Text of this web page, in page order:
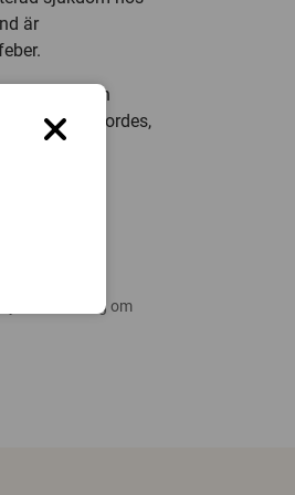
är
prover från
gjordes,
forskning om